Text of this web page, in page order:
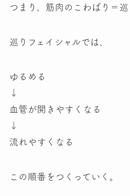
つまり、筋肉のこわばり＝巡
巡りフェイシャルでは、
ゆるめる
↓
血管が開きやすくなる
↓
流れやすくなる
この順番をつくっていく。